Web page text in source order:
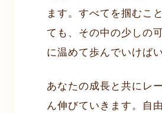
ます。すべてを掴むこ
ても、その中の少しの
に温めて歩んでいけば
あなたの成長と共にレ
ん伸びていきます。自